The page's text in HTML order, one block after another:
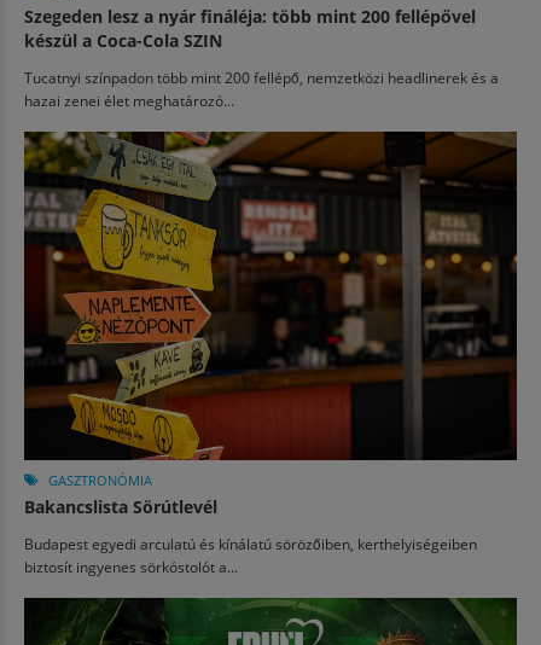
Szegeden lesz a nyár fináléja: több mint 200 fellépővel
készül a Coca-Cola SZIN
Tucatnyi színpadon több mint 200 fellépő, nemzetközi headlinerek és a
hazai zenei élet meghatározó...
GASZTRONÓMIA
Bakancslista Sörútlevél
Budapest egyedi arculatú és kínálatú sörözőiben, kerthelyiségeiben
biztosít ingyenes sörkóstolót a...